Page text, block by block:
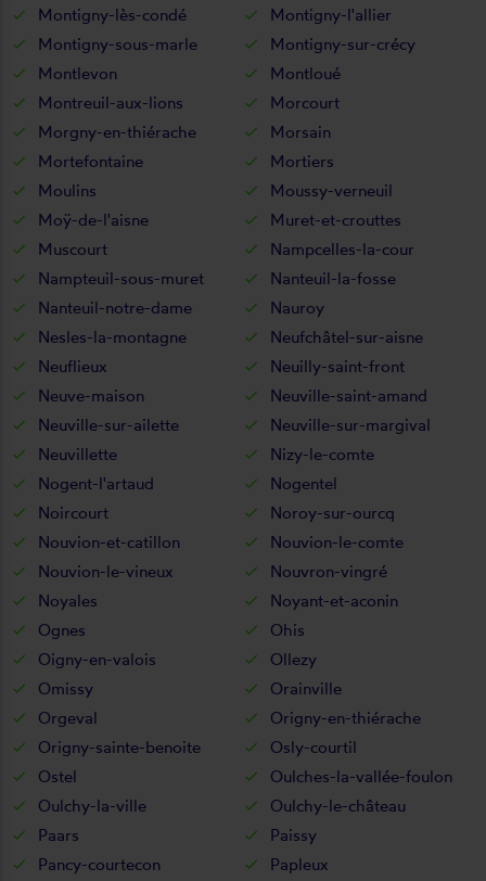
Montigny-lès-condé
Montigny-l'allier
Montigny-sous-marle
Montigny-sur-crécy
Montlevon
Montloué
Montreuil-aux-lions
Morcourt
Morgny-en-thiérache
Morsain
Mortefontaine
Mortiers
Moulins
Moussy-verneuil
Moÿ-de-l'aisne
Muret-et-crouttes
Muscourt
Nampcelles-la-cour
Nampteuil-sous-muret
Nanteuil-la-fosse
Nanteuil-notre-dame
Nauroy
Nesles-la-montagne
Neufchâtel-sur-aisne
Neuflieux
Neuilly-saint-front
Neuve-maison
Neuville-saint-amand
Neuville-sur-ailette
Neuville-sur-margival
Neuvillette
Nizy-le-comte
Nogent-l'artaud
Nogentel
Noircourt
Noroy-sur-ourcq
Nouvion-et-catillon
Nouvion-le-comte
Nouvion-le-vineux
Nouvron-vingré
Noyales
Noyant-et-aconin
Ognes
Ohis
Oigny-en-valois
Ollezy
Omissy
Orainville
Orgeval
Origny-en-thiérache
Origny-sainte-benoite
Osly-courtil
Ostel
Oulches-la-vallée-foulon
Oulchy-la-ville
Oulchy-le-château
Paars
Paissy
Pancy-courtecon
Papleux